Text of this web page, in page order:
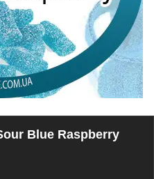
Blue Raspberry